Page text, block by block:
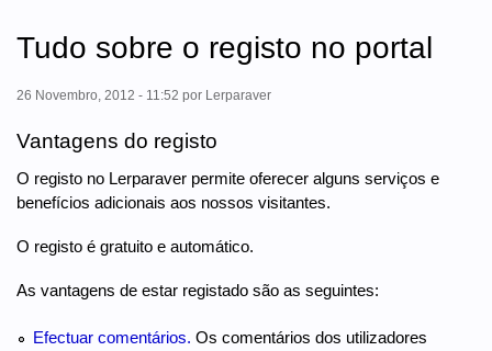
Tudo sobre o registo no portal
26 Novembro, 2012 - 11:52 por Lerparaver
Vantagens do registo
O registo no Lerparaver permite oferecer alguns serviços e
benefícios adicionais aos nossos visitantes.
O registo é gratuito e automático.
As vantagens de estar registado são as seguintes:
Efectuar comentários. Os comentários dos utilizadores